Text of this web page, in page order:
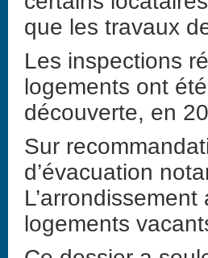
que les travaux
Les inspections
logements ont
découverte, en
Sur
d’évacuation
logements